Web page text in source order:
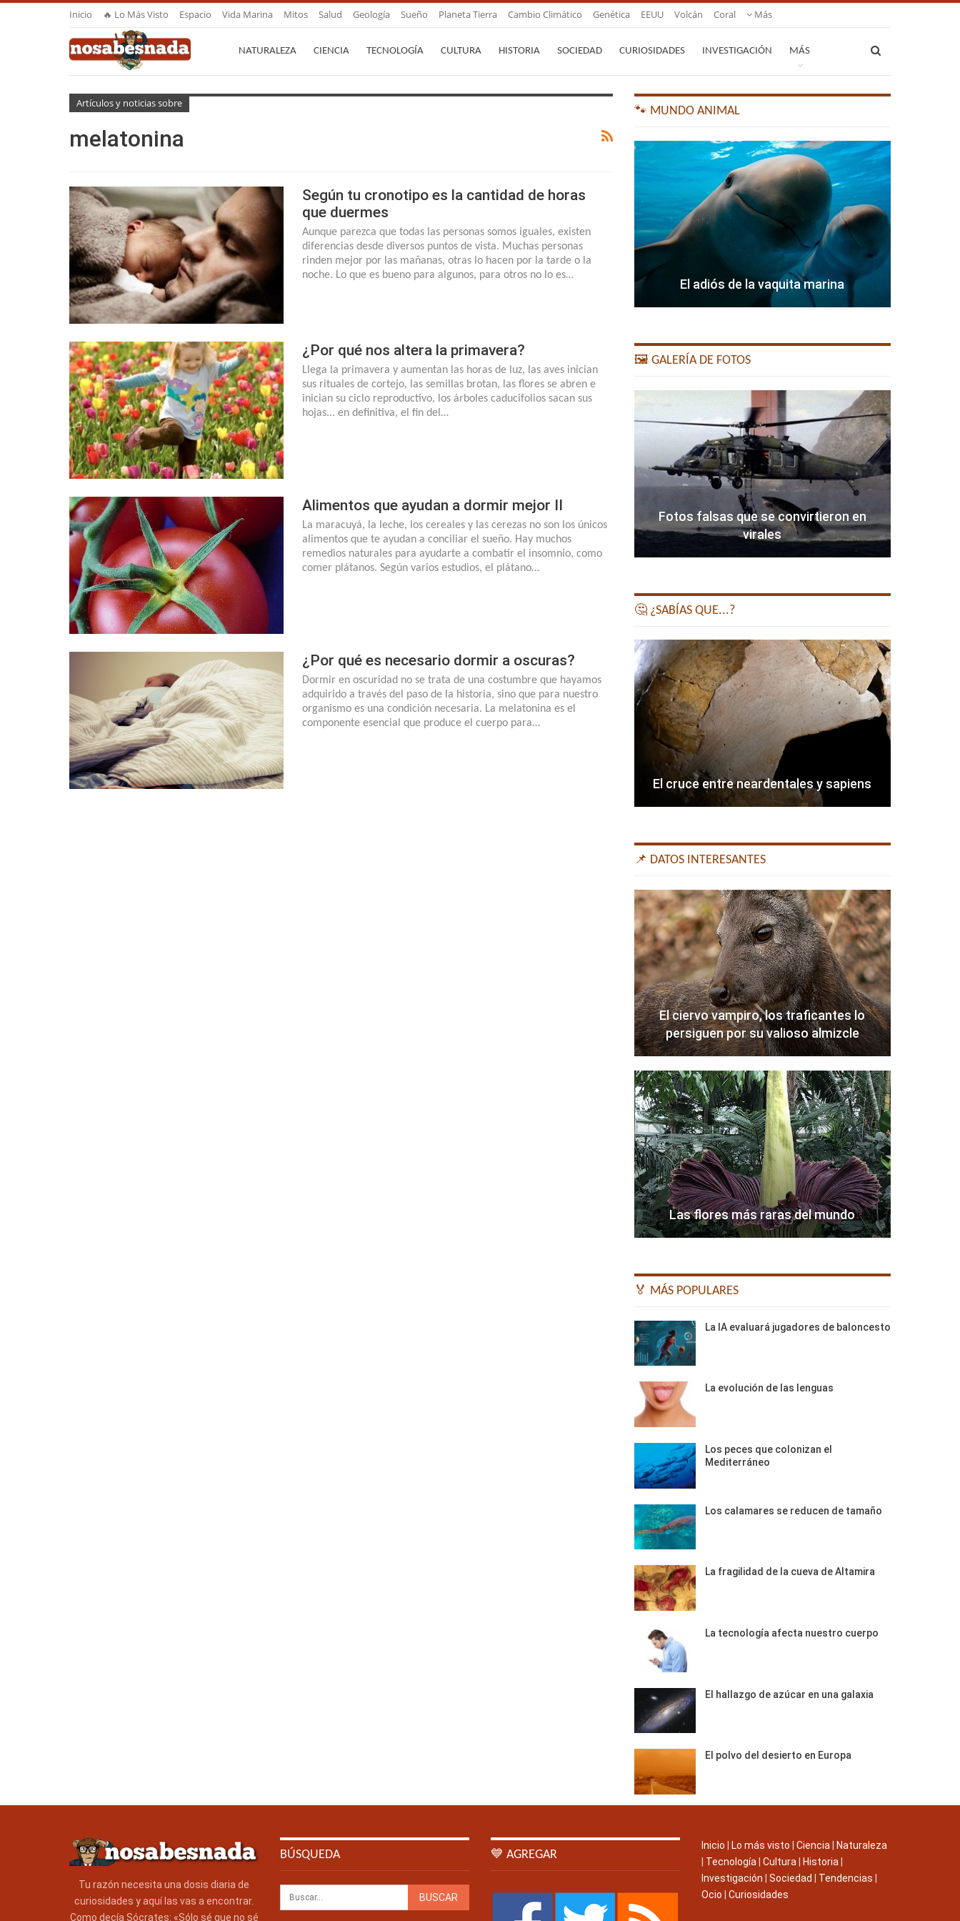
Inicio 🔥 Lo Más Visto Espacio Vida Marina Mitos Salud Geología Sueño Planeta Tierra Cambio Climático Genética EEUU Volcán Coral Más
NATURALEZA CIENCIA TECNOLOGÍA CULTURA HISTORIA SOCIEDAD CURIOSIDADES INVESTIGACIÓN MÁS
Artículos y noticias sobre
melatonina
Según tu cronotipo es la cantidad de horas
que duermes
Aunque parezca que todas las personas somos iguales, existen
diferencias desde diversos puntos de vista. Muchas personas
rinden mejor por las mañanas, otras lo hacen por la tarde o la
noche. Lo que es bueno para algunos, para otros no lo es…
¿Por qué nos altera la primavera?
Llega la primavera y aumentan las horas de luz, las aves inician
sus rituales de cortejo, las semillas brotan, las flores se abren e
inician su ciclo reproductivo, los árboles caducifolios sacan sus
hojas... en definitiva, el fin del…
Alimentos que ayudan a dormir mejor II
La maracuyá, la leche, los cereales y las cerezas no son los únicos
alimentos que te ayudan a conciliar el sueño. Hay muchos
remedios naturales para ayudarte a combatir el insomnio, como
comer plátanos. Según varios estudios, el plátano…
¿Por qué es necesario dormir a oscuras?
Dormir en oscuridad no se trata de una costumbre que hayamos
adquirido a través del paso de la historia, sino que para nuestro
organismo es una condición necesaria. La melatonina es el
componente esencial que produce el cuerpo para…
🐾 MUNDO ANIMAL
El adiós de la vaquita marina
🖼️ GALERÍA DE FOTOS
Fotos falsas que se convirtieron en
virales
🤔 ¿SABÍAS QUE...?
El cruce entre neardentales y sapiens
📌 DATOS INTERESANTES
El ciervo vampiro, los traficantes lo
persiguen por su valioso almizcle
Las flores más raras del mundo
🏅 MÁS POPULARES
La IA evaluará jugadores de baloncesto
La evolución de las lenguas
Los peces que colonizan el
Mediterráneo
Los calamares se reducen de tamaño
La fragilidad de la cueva de Altamira
La tecnología afecta nuestro cuerpo
El hallazgo de azúcar en una galaxia
El polvo del desierto en Europa
Tu razón necesita una dosis diaria de
curiosidades y aquí las vas a encontrar.
Como decía Sócrates: «Sólo sé que no sé
BÚSQUEDA 💙 AGREGAR
Inicio Lo más visto Ciencia
Naturaleza
Tecnología Cultura Historia
Investigación
Sociedad Tendencias
Ocio
Curiosidades